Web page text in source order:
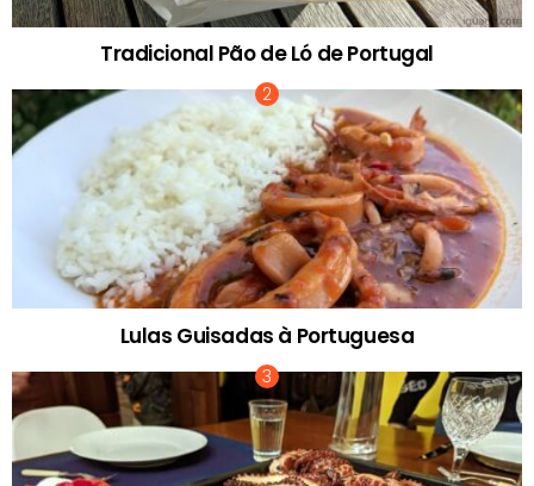
Tradicional Pão de Ló de Portugal
Lulas Guisadas à Portuguesa